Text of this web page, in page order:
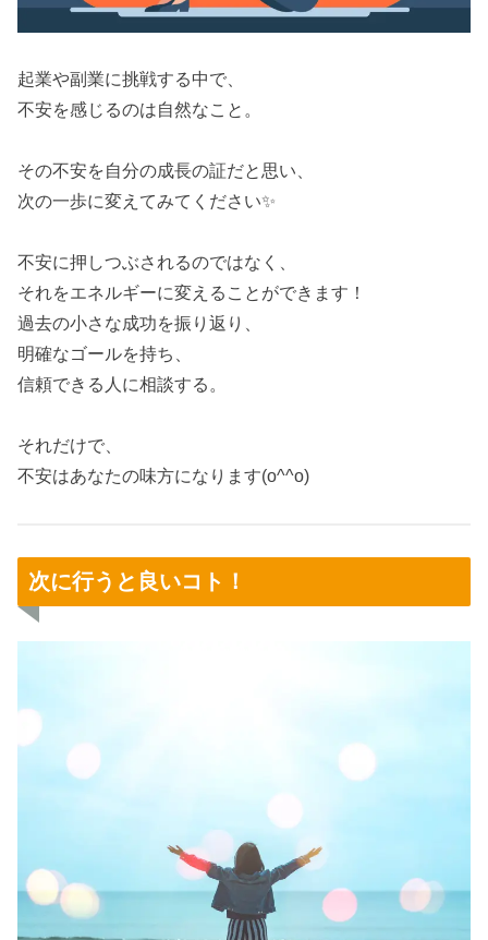
起業や副業に挑戦する中で、
不安を感じるのは自然なこと。
その不安を自分の成長の証だと思い、
次の一歩に変えてみてください✨
不安に押しつぶされるのではなく、
それをエネルギーに変えることができます！
過去の小さな成功を振り返り、
明確なゴールを持ち、
信頼できる人に相談する。
それだけで、
不安はあなたの味方になります(o^^o)
次に行うと良いコト！